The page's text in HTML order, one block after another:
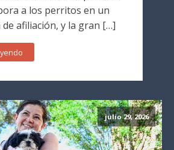
a los perritos en un
afiliación, y la gran […]
julio 29, 2026